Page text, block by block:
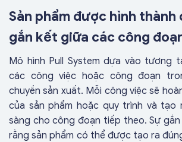
Sản phẩm được hình thành
gắn kết giữa các công
Mô hình Pull System dựa vào tương
các công việc hoặc công đoạn
chuyền sản xuất. Mỗi công việc sẽ
của sản phẩm hoặc quy trình và tạo
sàng cho công đoạn tiếp theo. Sự
rằng sản phẩm có thể được tạo ra